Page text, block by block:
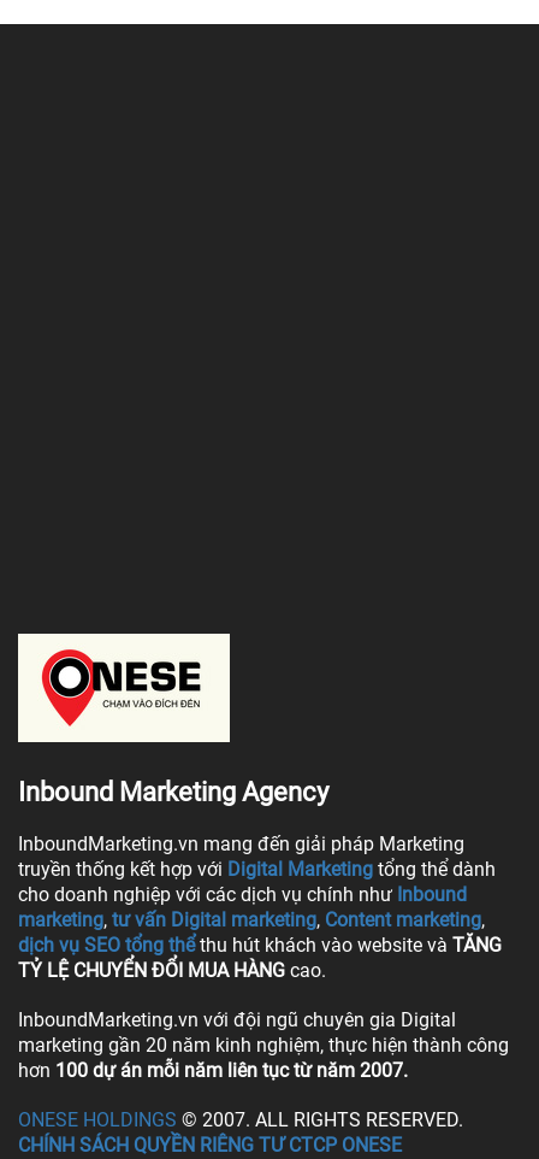
Inbound Marketing Agency
InboundMarketing.vn mang đến giải pháp Marketing
truyền thống kết hợp với Digital Marketing tổng thể dành
cho doanh nghiệp với các dịch vụ chính như Inbound
marketing, tư vấn Digital marketing, Content marketing,
dịch vụ SEO tổng thể thu hút khách vào website và TĂNG
TỶ LỆ CHUYỂN ĐỔI MUA HÀNG cao.
InboundMarketing.vn với đội ngũ chuyên gia Digital
marketing gần 20 năm kinh nghiệm, thực hiện thành công
hơn 100 dự án mỗi năm liên tục từ năm 2007.
ONESE HOLDINGS © 2007. ALL RIGHTS RESERVED.
CHÍNH SÁCH QUYỀN RIÊNG TƯ CTCP ONESE